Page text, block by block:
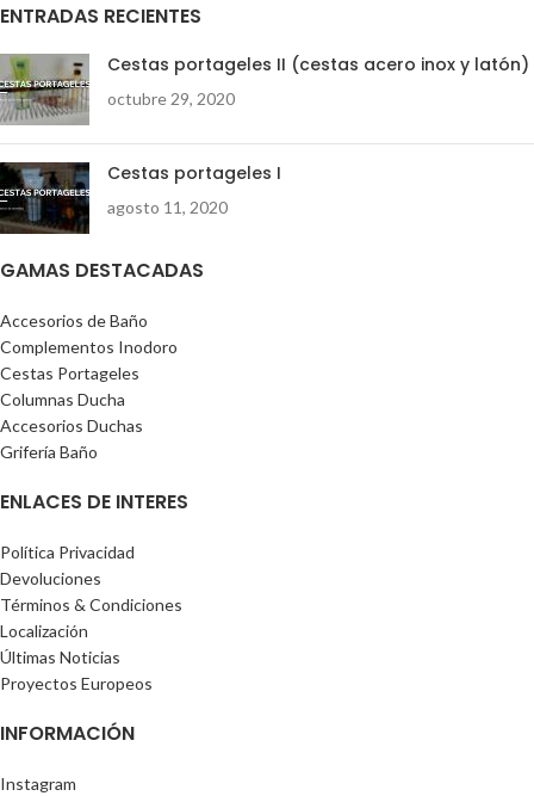
ENTRADAS RECIENTES
Cestas portageles II (cestas acero inox y latón)
octubre 29, 2020
Cestas portageles I
agosto 11, 2020
GAMAS DESTACADAS
Accesorios de Baño
Complementos Inodoro
Cestas Portageles
Columnas Ducha
Accesorios Duchas
Grifería Baño
ENLACES DE INTERES
Política Privacidad
Devoluciones
Términos & Condiciones
Localización
Últimas Noticias
Proyectos Europeos
INFORMACIÓN
Instagram